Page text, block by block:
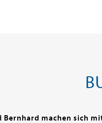
Bernhard machen sich